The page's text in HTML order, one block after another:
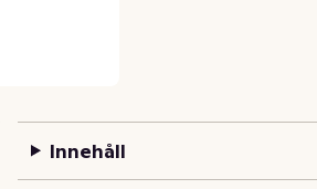
Innehåll